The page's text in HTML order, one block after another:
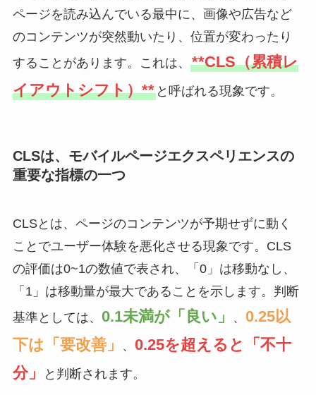
ページを読み込んでいる最中に、画像や広告など
のコンテンツが突然動いたり、位置が変わったり
することがあります。これは、 **CLS（累積レ
イアウトシフト）**と呼ばれる現象です。
CLSは、 モバイルページエクスペリエンスの
重要な指標の一つ
CLSとは、ページのコンテンツが予期せずに動く
ことでユーザー体験を悪化させる現象です。CLS
の評価は0~1の数値で表され、「0」は移動なし、
「1」は移動量が最大であることを示します。判断
基準としては、 0.1未満が「良い」 、 0.25以
下は「要改善」
、 0.25を超えると「不十
分」
と判断されます。